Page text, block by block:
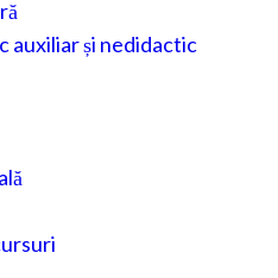
auxiliar și nedidactic